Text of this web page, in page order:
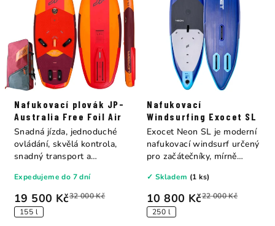
Nafukovací plovák JP-
Australia Free Foil Air
19 500 Kč32 000 Kč
155 l
Expedujeme do 7 dní
Snadná jízda, jednoduché
ovládání, skvělá kontrola,
snadný transport a
Nafukovací
Windsurfing Exocet SL
10 800 Kč22 000 Kč
250 l
✓ Skladem (1 ks)
Exocet Neon SL je moderní
nafukovací windsurf určený
pro začátečníky, mírně